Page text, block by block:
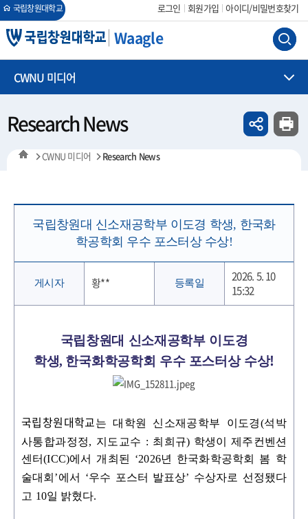
Waagle
국립창원대학교 로그인 회원가입 아이디/비밀번호찾기
CWNU 미디어
Research News
CWNU 미디어 Research News
국립창원대 신소재공학부 이도경 학생, 한국화
학공학회 우수 포스터상 수상!
게시자 황** 등록일
2026. 5. 10
15:32
국립창원대 신소재공학부 이도경
학생, 한국화학공학회 우수 포스터상 수상!
국립창원대학교는 대학원 신소재공학부 이도경(석박
사통합과정정, 지도교수 : 최 희규) 학생이 제주컨벤션
센터(ICC)에서 개최된 ‘2026년 한국화학공학회 봄 학
술대회’에서 ‘우수 포스터 발표상’ 수상자로 선정됐다
고 10일 밝혔다.